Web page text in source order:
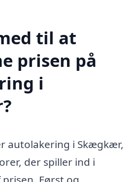
til at
prisen på
i
autolakering i Skægkær,
der spiller ind i